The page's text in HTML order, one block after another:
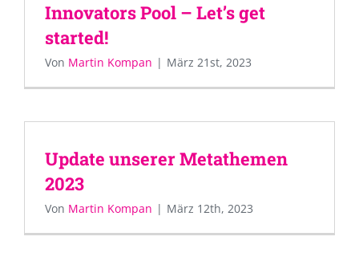
Innovators Pool – Let’s get
started!
Von Martin Kompan | März 21st, 2023
Update unserer Metathemen
2023
Von Martin Kompan | März 12th, 2023